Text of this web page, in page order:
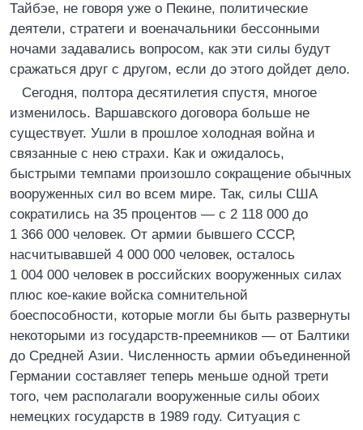
Тайбэе, не говоря уже о Пекине, политические
деятели, стратеги и военачальники бессонными
ночами задавались вопросом, как эти силы будут
сражаться друг с другом, если до этого дойдет дело.
Сегодня, полтора десятилетия спустя, многое
изменилось. Варшавского договора больше не
существует. Ушли в прошлое холодная война и
связанные с нею страхи. Как и ожидалось,
быстрыми темпами произошло сокращение обычных
вооруженных сил во всем мире. Так, силы США
сократились на 35 процентов — с 2 118 000 до
1 366 000 человек. От армии бывшего СССР,
насчитывавшей 4 000 000 человек, осталось
1 004 000 человек в российских вооруженных силах
плюс кое-какие войска сомнительной
боеспособности, которые могли бы быть развернуты
некоторыми из государств-преемников — от Балтики
до Средней Азии. Численность армии объединенной
Германии составляет теперь меньше одной трети
того, чем располагали вооруженные силы обоих
немецких государств в 1989 году. Ситуация с